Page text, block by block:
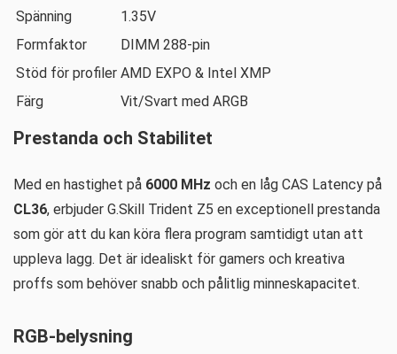
Spänning
1.35V
Formfaktor
DIMM 288-pin
Stöd för profiler AMD EXPO & Intel XMP
Färg
Vit/Svart med ARGB
Prestanda och Stabilitet
Med en hastighet på 6000 MHz och en låg CAS Latency på
CL36, erbjuder G.Skill Trident Z5 en exceptionell prestanda
som gör att du kan köra flera program samtidigt utan att
uppleva lagg. Det är idealiskt för gamers och kreativa
proffs som behöver snabb och pålitlig minneskapacitet.
RGB-belysning